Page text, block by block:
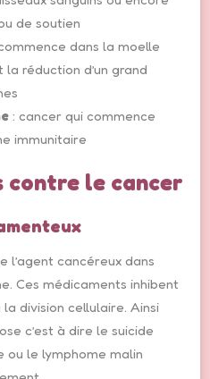
de soutien
dans la moelle
réduction d’un grand
: cancer qui commence
immunitaire
contre le cancer
l’agent cancéreux dans
Ces médicaments inhibent
division cellulaire. Ainsi
c’est à dire le suicide
ou le lymphome malin